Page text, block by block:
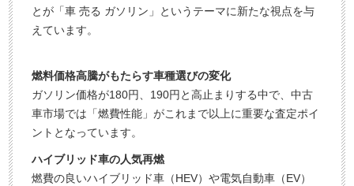
とが「車 売る ガソリン」というテーマに新たな視点を与
えています。
燃料価格高騰がもたらす車種選びの変化
ガソリン価格が180円、190円と高止まりする中で、中古
車市場では「燃費性能」がこれまで以上に重要な査定ポイ
ントとなっています。
ハイブリッド車の人気再燃
燃費の良いハイブリッド車（HEV）や電気自動車（EV）